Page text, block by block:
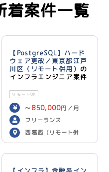
着案件一覧
【PostgreSQL】ハード
ウェア更改／東京都江戸
川区（リモート併用） の
インフラエンジニア案件
リモートOK
〜 850,000円／月
フリーランス
西葛西（リモート併
用）